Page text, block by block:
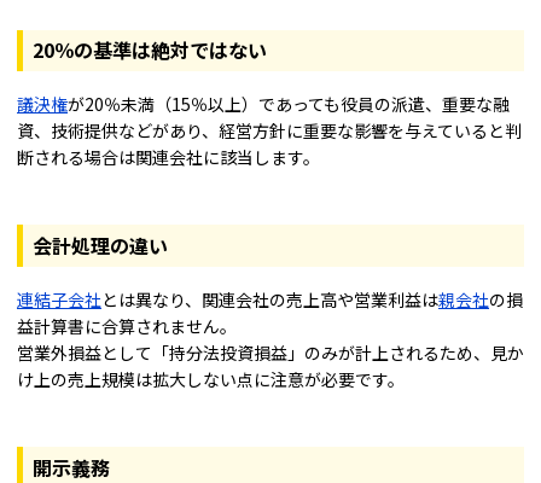
20％の基準は絶対ではない
議決権が20％未満（15％以上）であっても役員の派遣、重要な融
資、技術提供などがあり、経営方針に重要な影響を与えていると判
断される場合は関連会社に該当します。
会計処理の違い
連結子会社とは異なり、関連会社の売上高や営業利益は親会社の損
益計算書に合算されません。
営業外損益として「持分法投資損益」のみが計上されるため、見か
け上の売上規模は拡大しない点に注意が必要です。
開示義務